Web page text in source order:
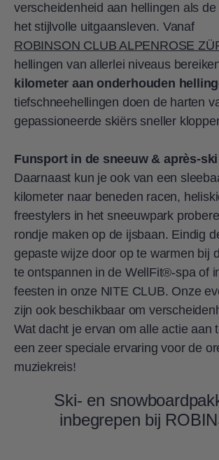
verscheidenheid aan hellingen als
het stijlvolle uitgaansleven. Vanaf
ROBINSON CLUB ALPENROSE
hellingen van allerlei niveaus
kilometer aan onderhouden
tiefschneehellingen doen de harten
gepassioneerde skiërs sneller
Funsport in de sneeuw & après-ski
Daarnaast kun je ook van een
kilometer naar beneden racen,
freestylers in het sneeuwpark
rondje maken op de ijsbaan. Eindig
gepaste wijze door op te warmen bij
te ontspannen in de WellFit®-spa of
feesten in onze NITE CLUB. Onze
zijn ook beschikbaar om
Wat dacht je ervan om alle actie aan
een zeer speciale ervaring voor de
muziekreis!
Ski- en
inbegrepen bij